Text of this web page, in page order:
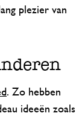
plezier van
. Zo hebben
ideeën zoals